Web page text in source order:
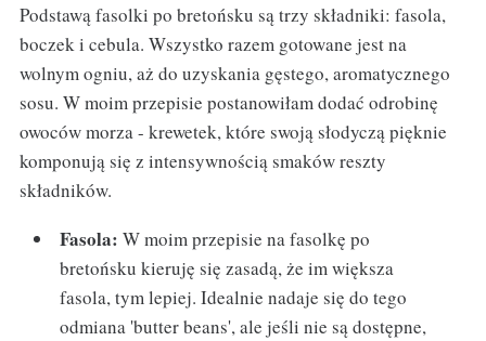
Podstawą fasolki po bretońsku są trzy składniki: fasola,
boczek i cebula. Wszystko razem gotowane jest na
wolnym ogniu, aż do uzyskania gęstego, aromatycznego
sosu. W moim przepisie postanowiłam dodać odrobinę
owoców morza - krewetek, które swoją słodyczą pięknie
komponują się z intensywnością smaków reszty
składników.
Fasola: W moim przepisie na fasolkę po
bretońsku kieruję się zasadą, że im większa
fasola, tym lepiej. Idealnie nadaje się do tego
odmiana 'butter beans', ale jeśli nie są dostępne,